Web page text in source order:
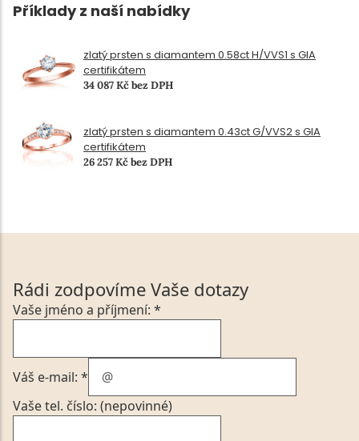
Příklady z naší nabídky
zlatý prsten s diamantem 0.58ct H/VVS1 s GIA
certifikátem
34 087 Kč bez DPH
zlatý prsten s diamantem 0.43ct G/VVS2 s GIA
certifikátem
26 257 Kč bez DPH
Rádi zodpovíme Vaše dotazy
Vaše jméno a příjmení: *
Váš e-mail: *
Vaše tel. číslo: (nepovinné)